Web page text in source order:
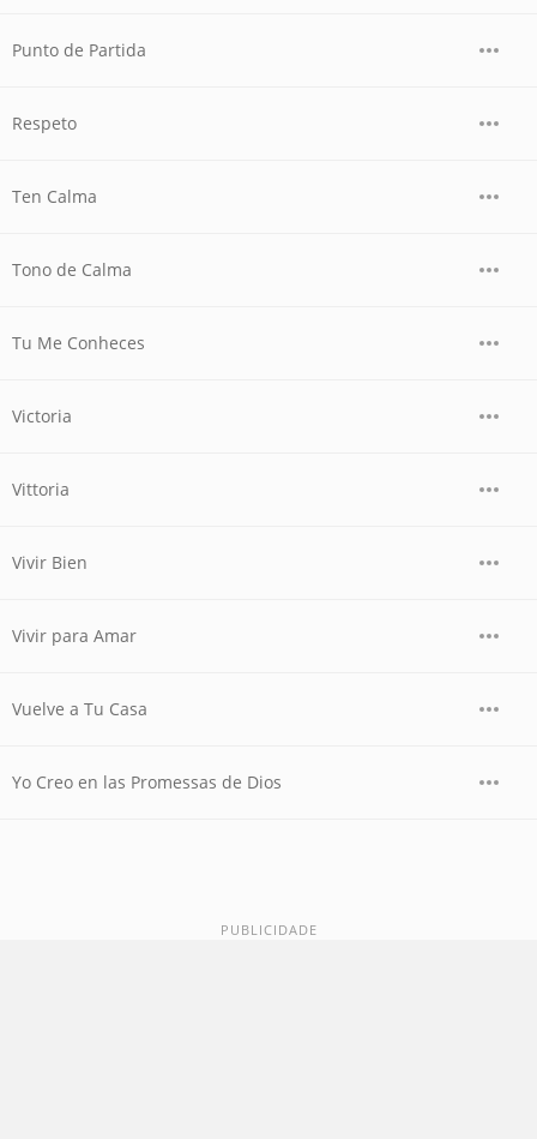
Punto de Partida
Respeto
Ten Calma
Tono de Calma
Tu Me Conheces
Victoria
Vittoria
Vivir Bien
Vivir para Amar
Vuelve a Tu Casa
Yo Creo en las Promessas de Dios